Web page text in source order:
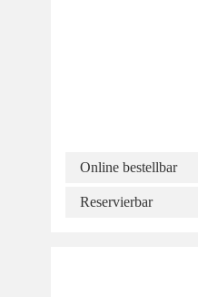
Online bestellbar
Reservierbar